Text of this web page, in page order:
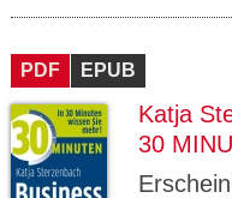
PDF EPUB
Katja
30